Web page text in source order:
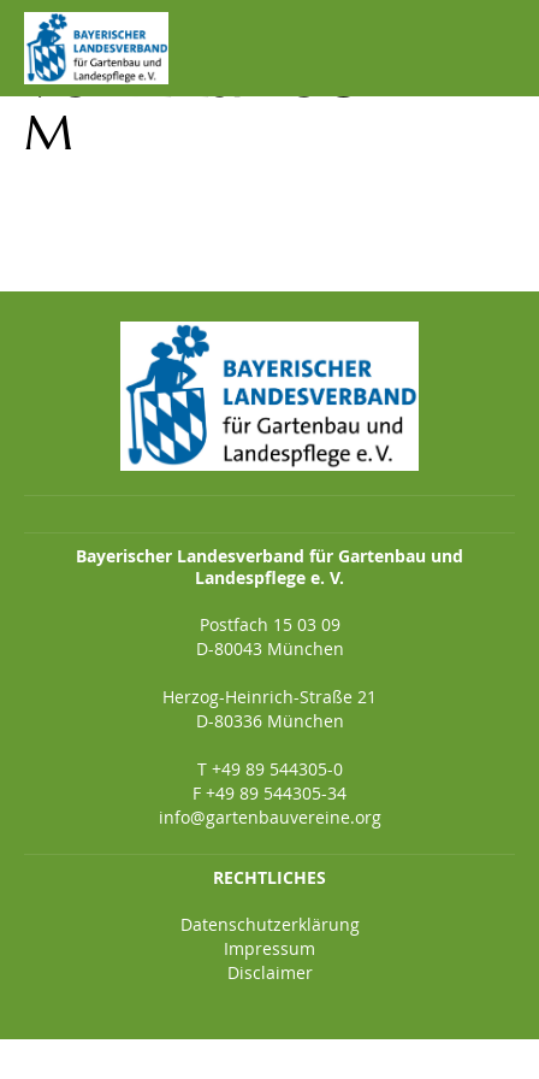
DICTUM
VORTEILSPROGRAM
M
Bayerischer Landesverband für Gartenbau und
Landespflege e. V.
Postfach 15 03 09
D-80043 München
Herzog-Heinrich-Straße 21
D-80336 München
T +49 89 544305-0
F +49 89 544305-34
info@gartenbauvereine.org
RECHTLICHES
Datenschutzerklärung
Impressum
Disclaimer